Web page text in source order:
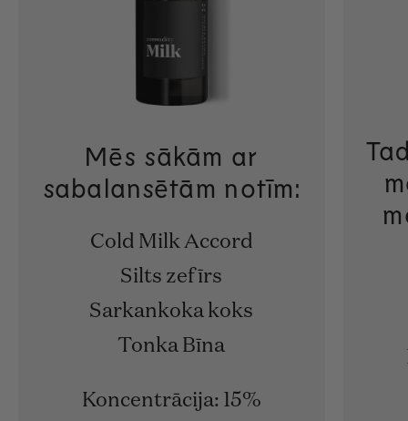
Mēs sākām ar
sabalansētām notīm:
Cold Milk Accord
Silts zefīrs
Sarkankoka koks
Tonka Bīna
Koncentrācija: 15%